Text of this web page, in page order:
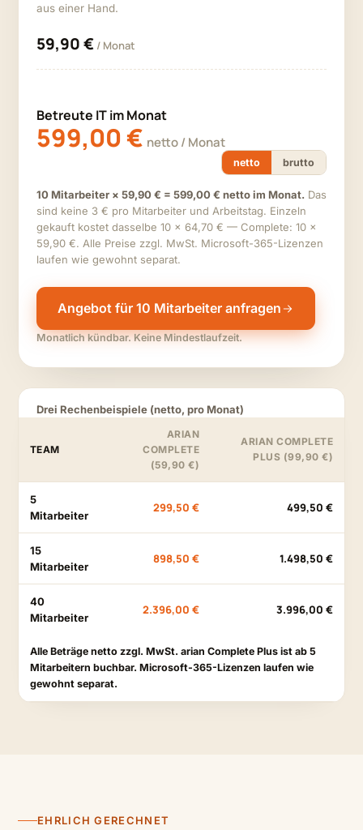
aus einer Hand.
59,90 € / Monat
Betreute IT im Monat
599,00 € netto / Monat
netto brutto
10 Mitarbeiter × 59,90 € = 599,00 € netto im Monat. Das
sind keine 3 € pro Mitarbeiter und Arbeitstag. Einzeln
gekauft kostet dasselbe 10 × 64,70 € — Complete: 10 ×
59,90 €. Alle Preise zzgl. MwSt. Microsoft-365-Lizenzen
laufen wie gewohnt separat.
Angebot für 10 Mitarbeiter anfragen
Monatlich kündbar. Keine Mindestlaufzeit.
Drei Rechenbeispiele (netto, pro Monat)
TEAM
ARIAN
COMPLETE
(59,90 €)
ARIAN COMPLETE
PLUS (99,90 €)
5
Mitarbeiter
299,50 € 499,50 €
15
Mitarbeiter
898,50 € 1.498,50 €
40
Mitarbeiter
2.396,00 € 3.996,00 €
Alle Beträge netto zzgl. MwSt. arian Complete Plus ist ab 5
Mitarbeitern buchbar. Microsoft-365-Lizenzen laufen wie
gewohnt separat.
EHRLICH GERECHNET